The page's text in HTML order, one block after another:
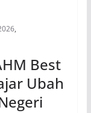
,
Best
Ubah